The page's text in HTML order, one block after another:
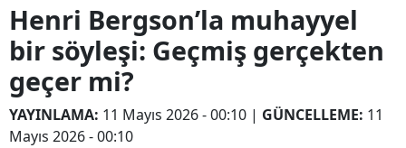
Henri Bergson’la muhayyel
bir söyleşi: Geçmiş gerçekten
geçer mi?
YAYINLAMA: 11 Mayıs 2026 - 00:10 | GÜNCELLEME: 11
Mayıs 2026 - 00:10